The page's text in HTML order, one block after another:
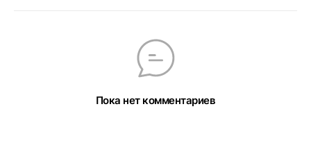
Пока нет комментариев